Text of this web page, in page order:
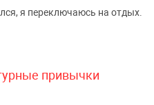
я переключаюсь на отдых.
привычки